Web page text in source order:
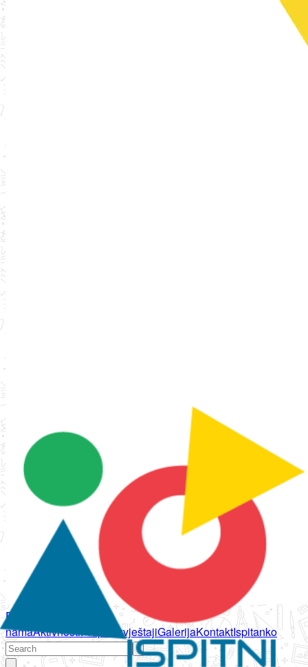
Početna
namaAktivnostiPropisi IzvještajiGalerijaKontaktIspitanko